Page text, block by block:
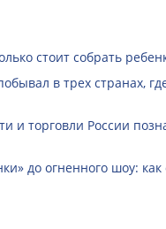
стоит собрать
в трех странах,
и торговли России
до огненного шоу: